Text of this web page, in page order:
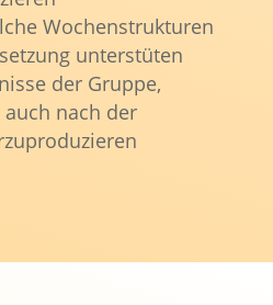
Wochenstrukturen
unterstüten
der Gruppe,
nach der